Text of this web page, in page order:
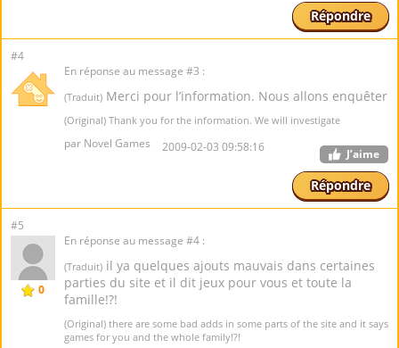
Répondre
#4
En réponse au message #3 :
(Traduit) Merci pour l’information. Nous allons enquêter
(Original) Thank you for the information. We will investigate
par Novel Games 2009-02-03 09:58:16 J’aime
Répondre
#5
0
En réponse au message #4 :
(Traduit) il ya quelques ajouts mauvais dans certaines
parties du site et il dit jeux pour vous et toute la
famille!?!
(Original) there are some bad adds in some parts of the site and it says
games for you and the whole family!?!